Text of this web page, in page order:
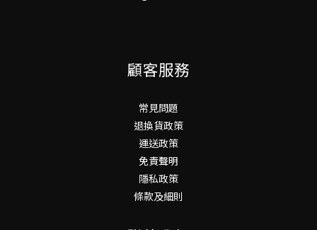
顧客服務
常見問題
退換貨政策
運送政策
免責聲明
隱私政策
條款及細則